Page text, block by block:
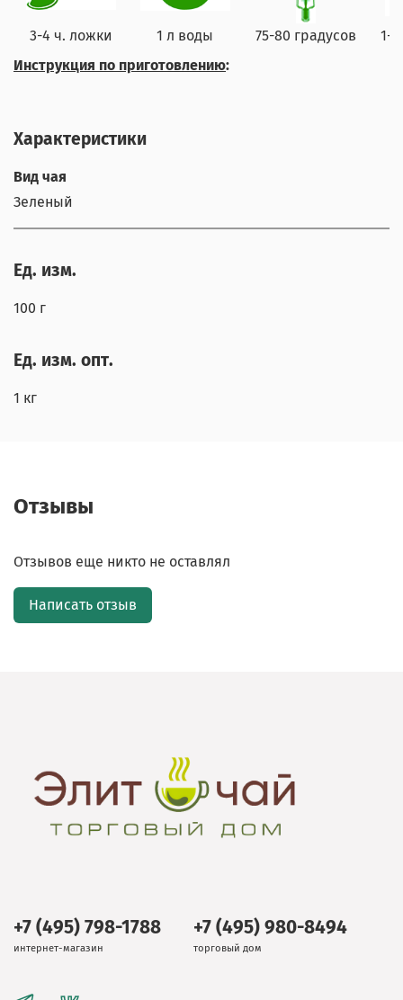
Инструкция по приготовлению:
3-4 ч. ложки 1 л воды 75-80 градусов 1-
Характеристики
Вид чая
Зеленый
Ед. изм.
100 г
Ед. изм. опт.
1 кг
Отзывы
Отзывов еще никто не оставлял
Написать отзыв
+7 (495) 798-1788
интернет-магазин
+7 (495) 980-8494
торговый дом